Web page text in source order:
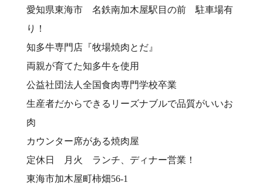
愛知県東海市 名鉄南加木屋駅目の前 駐車場有
り！⠀
知多牛専門店『牧場焼肉とだ』⠀
両親が育てた知多牛を使用⠀
公益社団法人全国食肉専門学校卒業⠀
生産者だからできるリーズナブルで品質がいいお
肉⠀
カウンター席がある焼肉屋⠀
定休日 月火 ランチ、ディナー営業！⠀
東海市加木屋町柿畑56-1⠀